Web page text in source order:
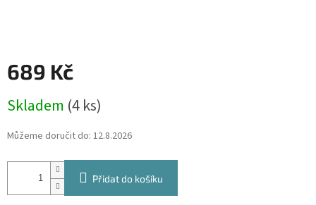
689 Kč
cena:
Skladem (4 ks)
Můžeme doručit do: 12.8.2026
Přidat do košíku